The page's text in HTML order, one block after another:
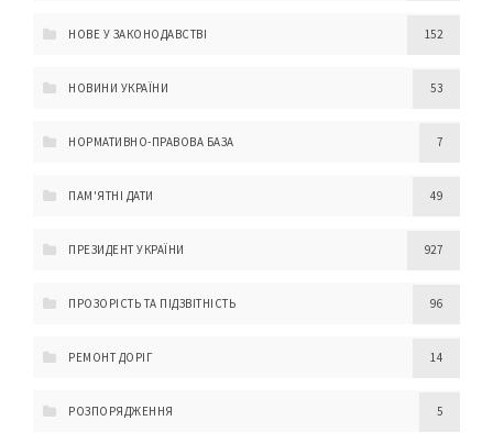
НОВЕ У ЗАКОНОДАВСТВІ 152
НОВИНИ УКРАЇНИ 53
НОРМАТИВНО-ПРАВОВА БАЗА 7
ПАМ'ЯТНІ ДАТИ 49
ПРЕЗИДЕНТ УКРАЇНИ 927
ПРОЗОРІСТЬ ТА ПІДЗВІТНІСТЬ 96
РЕМОНТ ДОРІГ 14
РОЗПОРЯДЖЕННЯ 5